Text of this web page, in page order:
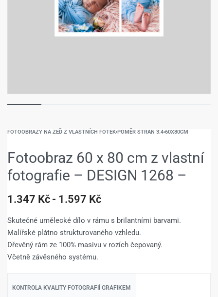
FOTOOBRAZY NA ZEĎ Z VLASTNÍCH FOTEK›POMĚR STRAN 3:4›60X80CM
Fotoobraz 60 x 80 cm z vlastní
fotografie – DESIGN 1268 –
1.347 Kč 1.597 Kč
Skutečné umělecké dílo v rámu s brilantními barvami.
Malířské plátno strukturovaného vzhledu.
Dřevěný rám ze 100% masivu v rozích čepovaný.
Včetně závěsného systému.
KONTROLA KVALITY FOTOGRAFIÍ GRAFIKEM